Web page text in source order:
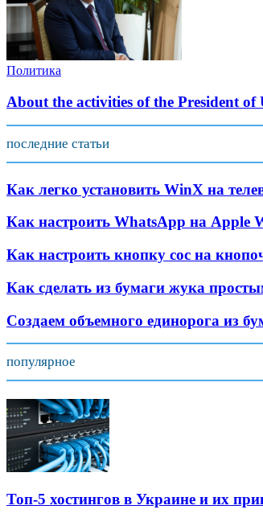
Политика
About the activities of the President
последние статьи
Как легко установить WinX на
Как настроить WhatsApp на Apple
Как настроить кнопку сос на
Как сделать из бумаги жука
Создаем объемного единорога из
популярное
Топ-5 хостингов в Украине и их